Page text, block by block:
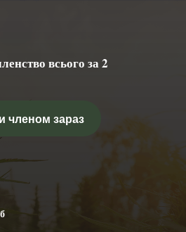
всього за 2
членом зараз